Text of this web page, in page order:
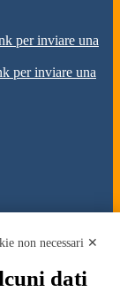
per inviare una
per inviare una
non necessari ✕
dati